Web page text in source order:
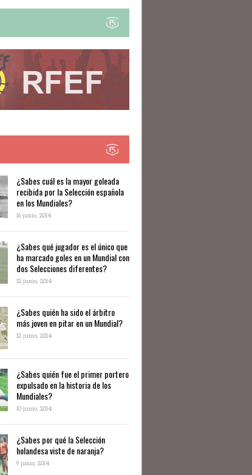
​​¿Sabes cuál es la mayor goleada
recibida por la Selección española
en los Mundiales?
16 junio, 2014
¿Sabes qué jugador es el único que
ha marcado goles en un Mundial con
dos Selecciones diferentes?
12 junio, 2014
¿Sabes quién ha sido el árbitro
más joven en pitar en un Mundial?
12 junio, 2014
¿Sabes quién fue el primer portero
expulsado en la historia de los
Mundiales?
10 junio, 2014
​¿Sabes por qué la Selección
holandesa viste de naranja?
9 junio, 2014